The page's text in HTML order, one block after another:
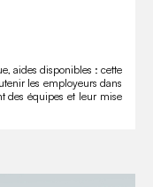
les employeurs dans
des équipes et leur mise